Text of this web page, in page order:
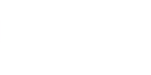
era el consejo de mi hermana quien me